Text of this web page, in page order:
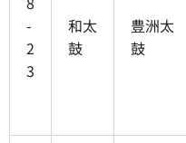
-
2
3
和太
鼓
豊洲太
鼓